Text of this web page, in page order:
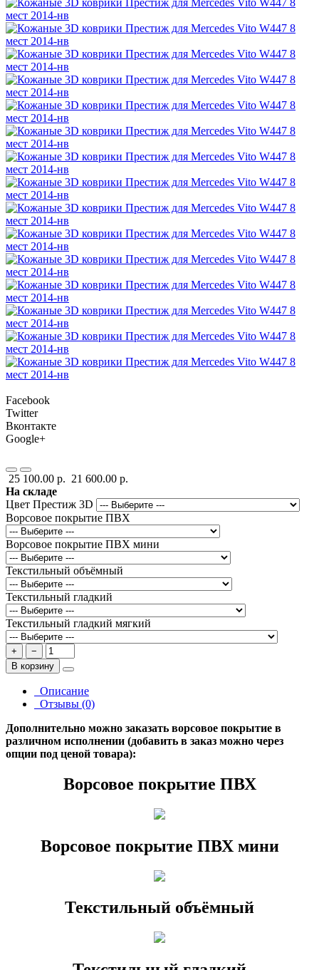
Facebook
Twitter
Вконтакте
Google+
25 100.00 р. 21 600.00 р.
На складе
Цвет Престиж 3D
Ворсовое покрытие ПВХ
Ворсовое покрытие ПВХ мини
Текстильный объёмный
Текстильный гладкий
Текстильный гладкий мягкий
+
−
В корзину
Описание
Отзывы (0)
Дополнительно можно заказать ворсовое покрытие в
различном исполнении (добавить в заказ можно через
опции под ценой товара):
Ворсовое покрытие ПВХ
Ворсовое покрытие ПВХ мини
Текстильный объёмный